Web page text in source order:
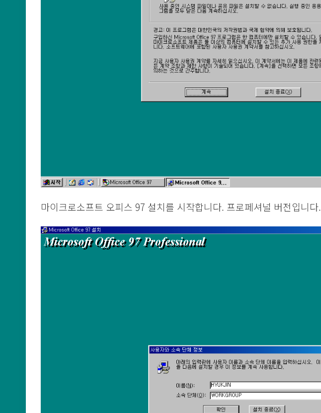
마이크로소프트 오피스 97 설치를 시작합니다. 프로페셔널 버전입니다.